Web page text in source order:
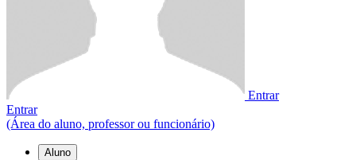
Entrar
Entrar
(Área do aluno, professor ou funcionário)
Aluno